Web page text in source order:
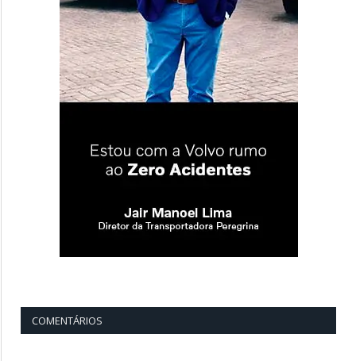
COMENTÁRIOS